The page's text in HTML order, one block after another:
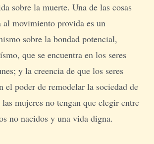
sobre la muerte. Una de las cosas
al movimiento provida es un
sobre la bondad potencial,
que se encuentra en los seres
y la creencia de que los seres
el poder de remodelar la sociedad de
mujeres no tengan que elegir entre
no nacidos y una vida digna.